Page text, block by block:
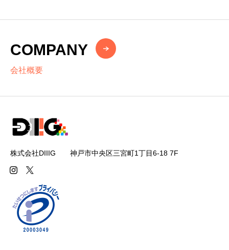
COMPANY
会社概要
株式会社DIIIG 神戸市中央区三宮町1丁目6-18 7F